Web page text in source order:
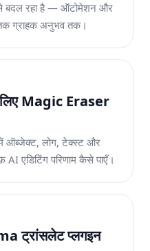
बदल रहा है — ऑटोमेशन और
ग्राहक अनुभव तक।
Magic Eraser
ऑब्जेक्ट, लोग, टेक्स्ट और
AI एडिटिंग परिणाम कैसे पाएँ।
ट्रांसलेट प्लगइन